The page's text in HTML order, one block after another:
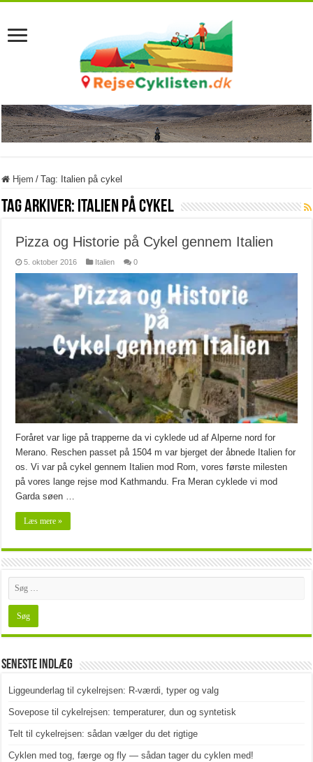
Hjem / Tag: Italien på cykel
Tag Arkiver: Italien på cykel
Pizza og Historie på Cykel gennem Italien
5. oktober 2016 Italien 0
Foråret var lige på trapperne da vi cyklede ud af Alperne nord for
Merano. Reschen passet på 1504 m var bjerget der åbnede Italien for
os. Vi var på cykel gennem Italien mod Rom, vores første milesten
på vores lange rejse mod Kathmandu. Fra Meran cyklede vi mod
Garda søen …
Læs mere »
Seneste indlæg
Liggeunderlag til cykelrejsen: R-værdi, typer og valg
Sovepose til cykelrejsen: temperaturer, dun og syntetisk
Telt til cykelrejsen: sådan vælger du det rigtige
Cyklen med tog, færge og fly — sådan tager du cyklen med!